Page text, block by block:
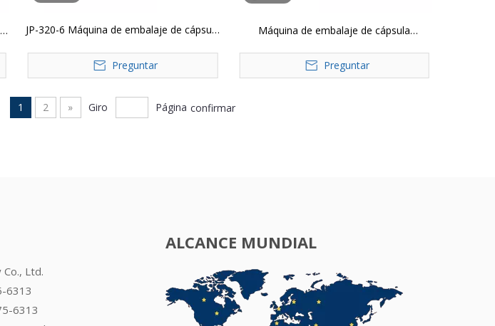
JP-320-6 Máquina de embalaje de cápsula
Preguntar
Máquina de embalaje de cápsula
Preguntar
1 2 » Giro Página confirmar
Co., Ltd.
6313
6313
ALCANCE MUNDIAL